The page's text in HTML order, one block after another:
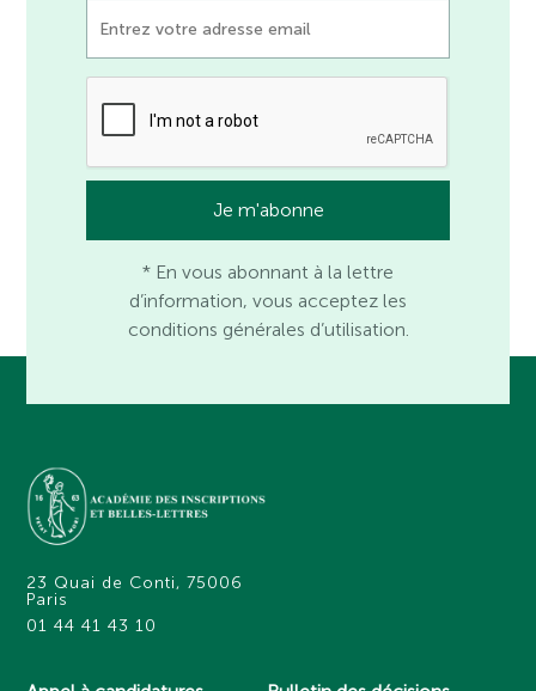
* En vous abonnant à la lettre
d’information, vous acceptez les
conditions générales d’utilisation.
23 Quai de Conti, 75006
Paris
01 44 41 43 10